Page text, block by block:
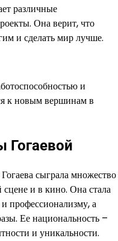
различные
Она верит, что
и сделать мир лучше.
и
к новым вершинам в
Гогаевой
сыграла множество
сцене и в кино. Она стала
профессионализму, а
Ее национальность –
и уникальности.